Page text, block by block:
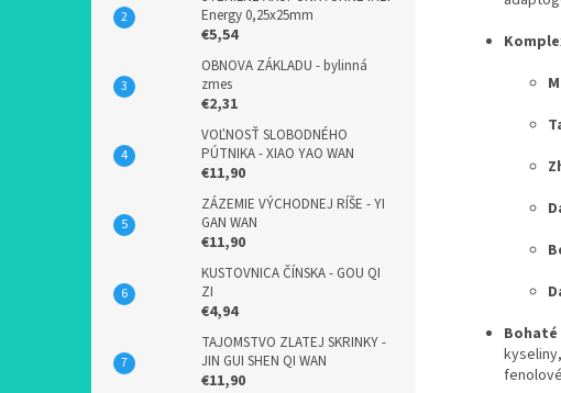
Energy 0,25x25mm
€5,54
OBNOVA ZÁKLADU - bylinná
zmes
€2,31
VOĽNOSŤ SLOBODNÉHO
PÚTNIKA - XIAO YAO WAN
€11,90
ZÁZEMIE VÝCHODNEJ RÍŠE - YI
GAN WAN
€11,90
KUSTOVNICA ČÍNSKA - GOU QI
ZI
€4,94
TAJOMSTVO ZLATEJ SKRINKY -
JIN GUI SHEN QI WAN
€11,90